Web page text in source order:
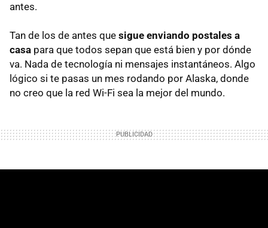
antes.
Tan de los de antes que sigue enviando postales a
casa para que todos sepan que está bien y por dónde
va. Nada de tecnología ni mensajes instantáneos. Algo
lógico si te pasas un mes rodando por Alaska, donde
no creo que la red Wi-Fi sea la mejor del mundo.